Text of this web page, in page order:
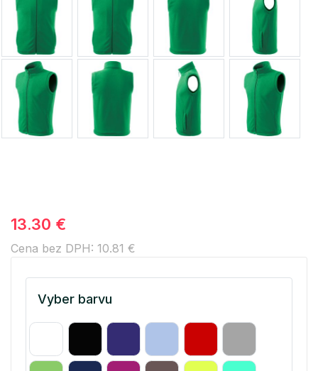
13.30 €
Cena bez DPH: 10.81 €
Vyber barvu